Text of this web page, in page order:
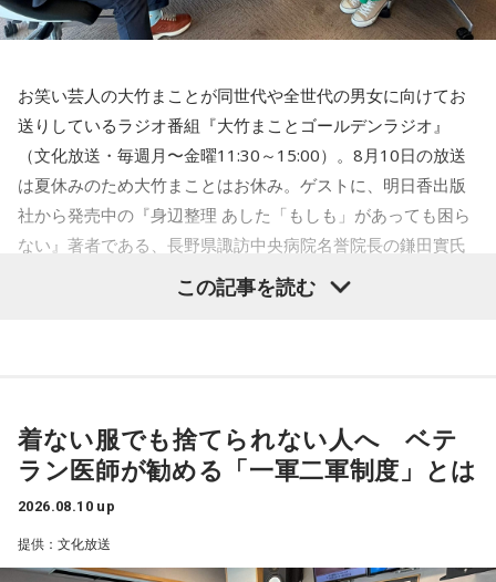
お笑い芸人の大竹まことが同世代や全世代の男女に向けてお
送りしているラジオ番組『大竹まことゴールデンラジオ』
（文化放送・毎週月〜金曜11:30～15:00）。8月10日の放送
は夏休みのため大竹まことはお休み。ゲストに、明日香出版
社から発売中の『身辺整理 あした「もしも」があっても困ら
ない』著者である、長野県諏訪中央病院名誉院長の鎌田實氏
を招き、月曜パートナーの阿佐ヶ谷姉妹、作家の古谷経衡氏
江里子 「そうなんです。またもや新しい本でございます」
この記事を読む
着ない服でも捨てられない人へ ベテ
ラン医師が勧める「一軍二軍制度」とは
2026.08.10 up
提供：文化放送